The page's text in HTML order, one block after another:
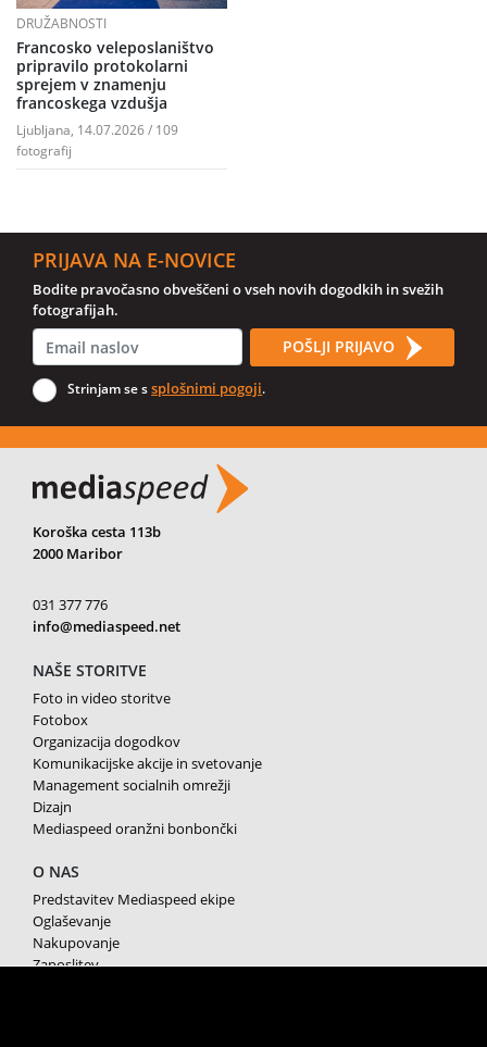
DRUŽABNOSTI
Francosko veleposlaništvo
pripravilo protokolarni
sprejem v znamenju
francoskega vzdušja
Ljubljana, 14.07.2026 / 109
fotografij
PRIJAVA NA E-NOVICE
Bodite pravočasno obveščeni o vseh novih dogodkih in svežih
fotografijah.
POŠLJI PRIJAVO
Strinjam se ssplošnimi pogoji.
Koroška cesta 113b
2000 Maribor
031 377 776
info@mediaspeed.net
NAŠE STORITVE
Foto in video storitve
Fotobox
Organizacija dogodkov
Komunikacijske akcije in svetovanje
Management socialnih omrežji
Dizajn
Mediaspeed oranžni bonbončki
O NAS
Predstavitev Mediaspeed ekipe
Oglaševanje
Nakupovanje
Zaposlitev